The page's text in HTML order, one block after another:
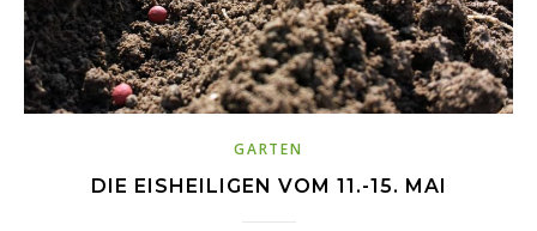
GARTEN
DIE EISHEILIGEN VOM 11.-15. MAI